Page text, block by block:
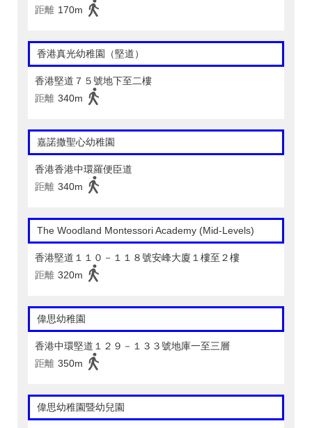
距離 170m
香港真光幼稚園（堅道）
香港堅道７５號地下至二樓
距離 340m
嘉諾撒聖心幼稚園
香港香港中環羅便臣道
距離 340m
The Woodland Montessori Academy (Mid-Levels)
香港堅道１１０－１１８號安峰大廈１樓至２樓
距離 320m
偉思幼稚園
香港中環堅道１２９－１３３號地庫一至三層
距離 350m
偉思幼稚園暨幼兒園